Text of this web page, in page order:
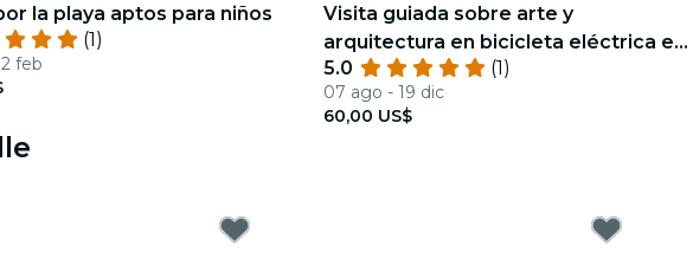
la playa aptos para niños
(1)
feb
Visita guiada sobre arte y
arquitectura en bicicleta eléctrica en
Jacksonville
5.0 (1)
07 ago - 19 dic
60,00 US$